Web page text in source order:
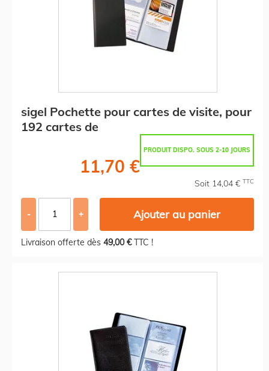
sigel Pochette pour cartes de visite, pour
192 cartes de
PRODUIT DISPO. SOUS 2-10 JOURS
11,70 €
Soit 14,04 € TTC
- + Ajouter au panier
Livraison offerte dès 49,00 €TTC !